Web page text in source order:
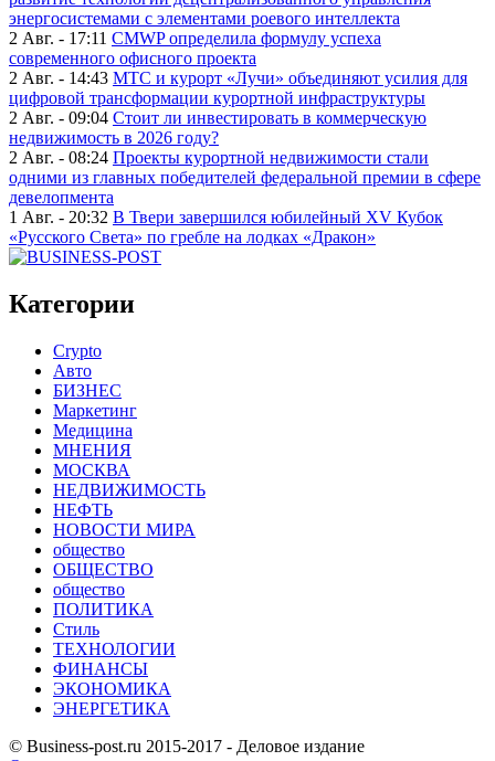
энергосистемами с элементами роевого интеллекта
2 Авг. - 17:11 CMWP определила формулу успеха
современного офисного проекта
2 Авг. - 14:43 МТС и курорт «Лучи» объединяют усилия для
цифровой трансформации курортной инфраструктуры
2 Авг. - 09:04 Стоит ли инвестировать в коммерческую
недвижимость в 2026 году?
2 Авг. - 08:24 Проекты курортной недвижимости стали
одними из главных победителей федеральной премии в сфере
девелопмента
1 Авг. - 20:32 В Твери завершился юбилейный XV Кубок
«Русского Света» по гребле на лодках «Дракон»
Категории
Crypto
Авто
БИЗНЕС
Маркетинг
Медицина
МНЕНИЯ
МОСКВА
НЕДВИЖИМОСТЬ
НЕФТЬ
НОВОСТИ МИРА
общество
ОБЩЕСТВО
общество
ПОЛИТИКА
Стиль
ТЕХНОЛОГИИ
ФИНАНСЫ
ЭКОНОМИКА
ЭНЕРГЕТИКА
© Business-post.ru 2015-2017 - Деловое издание